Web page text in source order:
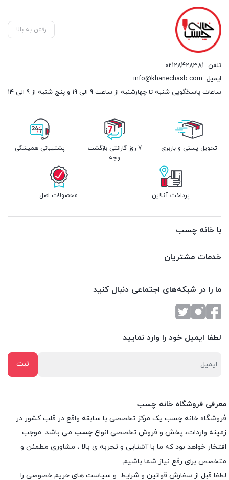
رفتن به بالا
تلفن 02128428381
ایمیل info@khanechasb.com
ساعات پاسخگویی شنبه تا چهارشنبه از ساعت 9 الی 19 و پنج شنبه از 9 الی 14
تحویل پستی و باربری
7 روز گارانتی بازگشت
وجه
پشتیبانی همیشگی
پرداخت آنلاین محصولات اصل
با خانه چسب
خدمات مشتریان
ما را در شبکه‌های اجتماعی دنبال کنید
لطفا ایمیل خود را وارد نمایید
معرفی فروشگاه خانه چسب
فروشگاه خانه چسب یک مرکز تخصصی با سابقه واقع در قلب کشور در
زمینه واردات، پخش و فروش تخصصی انواع چسب می باشد. موجب
افتخار خواهد بود که ما با آشنایی و تجربه ی بالا ، مشاوری مطمئن و
متخصص برای رفع نیاز شما باشیم.
لطفا قبل از سفارش قوانین و شرایط و سیاست های حریم خصوصی را